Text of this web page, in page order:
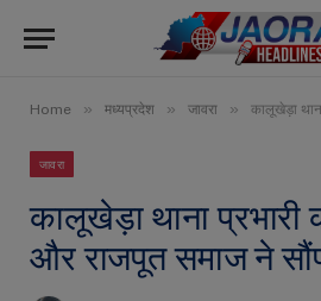
Home » मध्यप्रदेश » जावरा » कालूखेड़ा थाना
जावरा
कालूखेड़ा थाना प्रभारी
और राजपूत समाज ने